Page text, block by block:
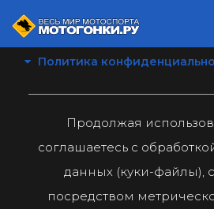
Политика
Продолжая
соглашаетесь с
данных (куки-файлы),
посредством